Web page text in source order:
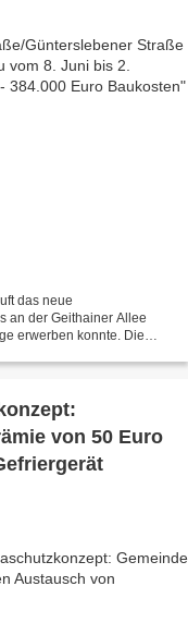
das neue
an der Geithainer Allee
erwerben konnte. Die
von 50 Euro